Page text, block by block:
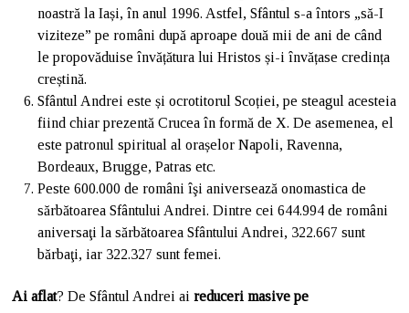
noastră la Iași, în anul 1996. Astfel, Sfântul s-a întors „să-I
viziteze” pe români după aproape două mii de ani de când
le propovăduise învățătura lui Hristos și-i învățase credința
creștină.
Sfântul Andrei este și ocrotitorul Scoției, pe steagul acesteia
fiind chiar prezentă Crucea în formă de X. De asemenea, el
este patronul spiritual al orașelor Napoli, Ravenna,
Bordeaux, Brugge, Patras etc.
Peste 600.000 de români îşi aniversează onomastica de
sărbătoarea Sfântului Andrei. Dintre cei 644.994 de români
aniversaţi la sărbătoarea Sfântului Andrei, 322.667 sunt
bărbaţi, iar 322.327 sunt femei.
Ai aflat? De Sfântul Andrei aireduceri masive pe